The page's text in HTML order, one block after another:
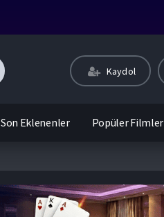
Kaydol
Son Eklenenler Popüler Filmler